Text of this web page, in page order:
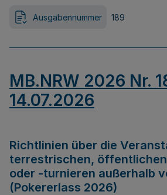
Ausgabennummer 189
MB.NRW 2026 Nr.
14.07.2026
Richtlinien über die
terrestrischen,
oder -turnieren außerhalb
(Pokererlass 2026)